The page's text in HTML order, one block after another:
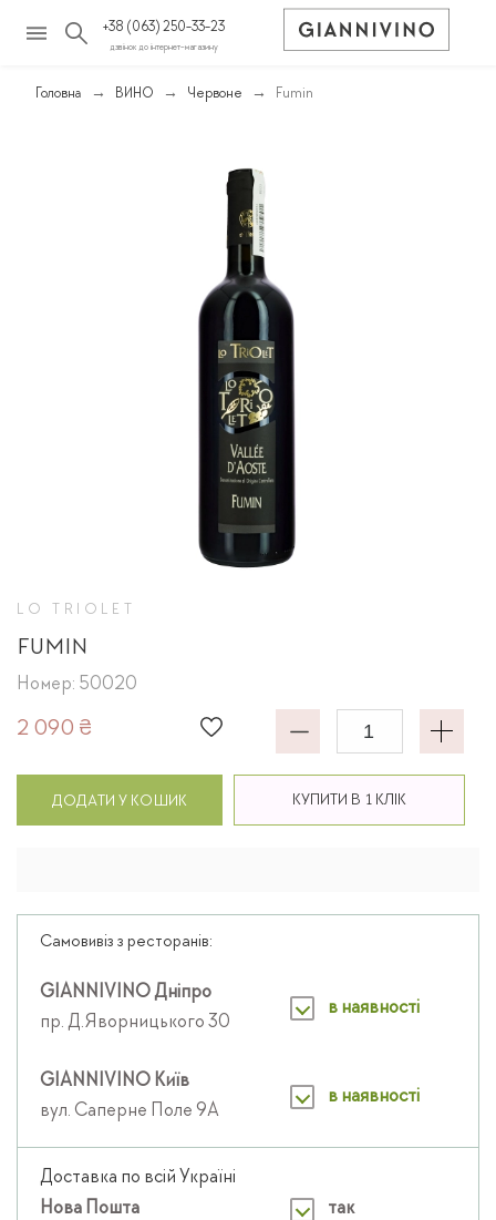
+38 (063) 250-33-23
дзвінок до інтернет-магазину
Головна ВИНО Червоне Fumin
LO TRIOLET
FUMIN
Номер: 50020
2 090 ₴
ДОДАТИ У КОШИК КУПИТИ В 1 КЛІК
Самовивіз з ресторанів:
GIANNIVINO Дніпро
пр. Д.Яворницького 30
в наявності
GIANNIVINO Київ
вул. Саперне Поле 9А
в наявності
Доставка по всій Україні
Нова Пошта
так